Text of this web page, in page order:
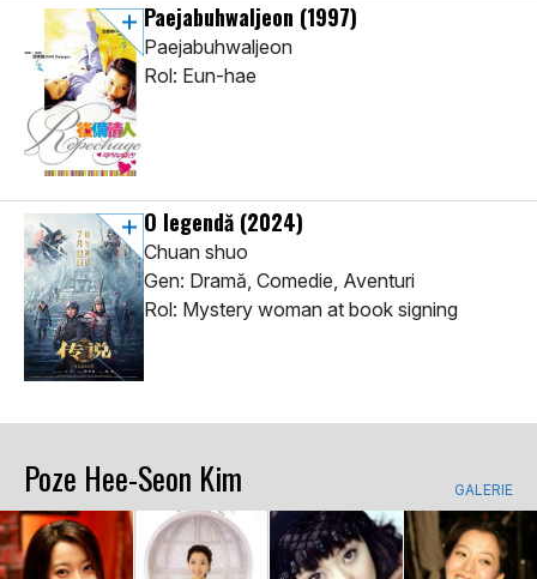
Paejabuhwaljeon (1997)
Paejabuhwaljeon
Rol: Eun-hae
O legendă (2024)
Chuan shuo
Gen: Dramă, Comedie, Aventuri
Rol: Mystery woman at book signing
Poze Hee-Seon Kim GALERIE